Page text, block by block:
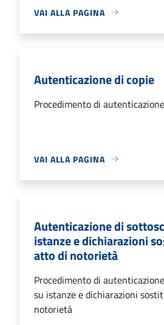
VAI ALLA PAGINA
Autenticazione di copie
Procedimento di
VAI ALLA PAGINA
Autenticazione di
istanze e dichiarazioni
atto di notorietà
Procedimento di
su istanze e dichiarazioni
notorietà